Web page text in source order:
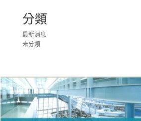
分類
最新消息
未分類